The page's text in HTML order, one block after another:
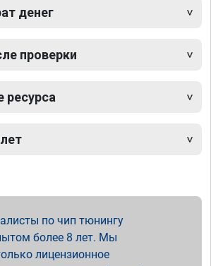
денег
проверки
ресурса
по чип тюнингу
более 8 лет. Мы
лицензионное